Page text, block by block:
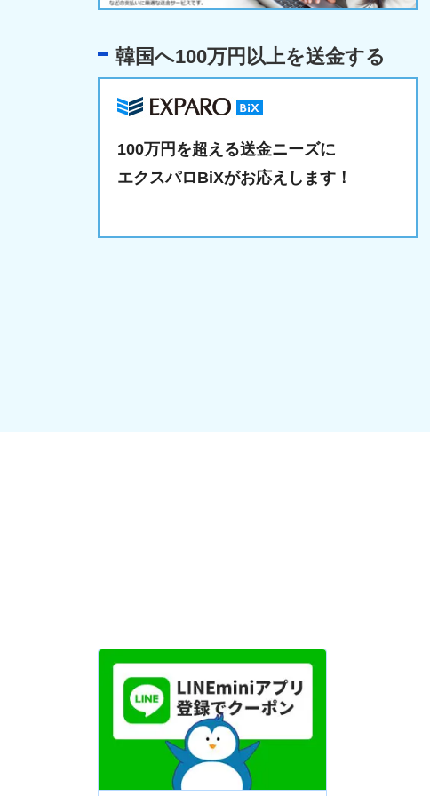
韓国へ100万円以上を送金する
100万円を超える送金ニーズに
エクスパロBiXがお応えします！